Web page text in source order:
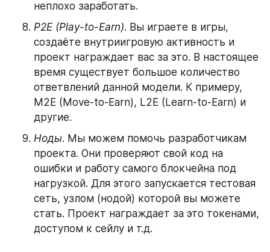
неплохо заработать.
P2E (Play-to-Earn). Вы играете в игры,
создаёте внутриигровую активность и
проект награждает вас за это. В настоящее
время существует большое количество
ответвлений данной модели. К примеру,
M2E (Move-to-Earn), L2E (Learn-to-Earn) и
другие.
Ноды. Мы можем помочь разработчикам
проекта. Они проверяют свой код на
ошибки и работу самого блокчейна под
нагрузкой. Для этого запускается тестовая
сеть, узлом (нодой) которой вы можете
стать. Проект награждает за это токенами,
доступом к сейлу и т.д.